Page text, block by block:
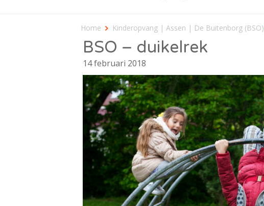
Home Kinderopvang | Assen | De Buitenborg (BSO)
BSO – duikelrek
14 februari 2018